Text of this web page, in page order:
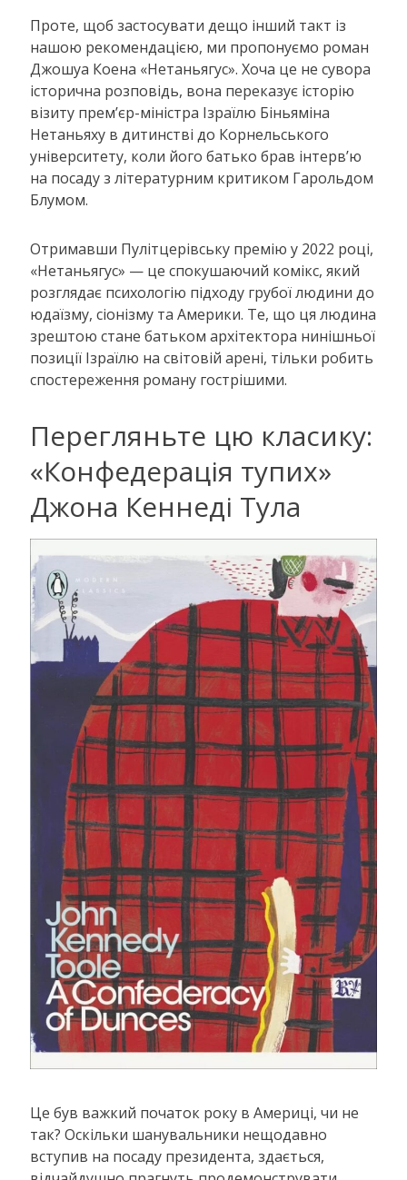
Проте, щоб застосувати дещо інший такт із
нашою рекомендацією, ми пропонуємо роман
Джошуа Коена «Нетаньягус». Хоча це не сувора
історична розповідь, вона переказує історію
візиту прем’єр-міністра Ізраїлю Біньяміна
Нетаньяху в дитинстві до Корнельського
університету, коли його батько брав інтерв’ю
на посаду з літературним критиком Гарольдом
Блумом.
Отримавши Пулітцерівську премію у 2022 році,
«Нетаньягус» — це спокушаючий комікс, який
розглядає психологію підходу грубої людини до
юдаїзму, сіонізму та Америки. Те, що ця людина
зрештою стане батьком архітектора нинішньої
позиції Ізраїлю на світовій арені, тільки робить
спостереження роману гострішими.
Перегляньте цю класику:
«Конфедерація тупих»
Джона Кеннеді Тула
Це був важкий початок року в Америці, чи не
так? Оскільки шанувальники нещодавно
вступив на посаду президента, здається,